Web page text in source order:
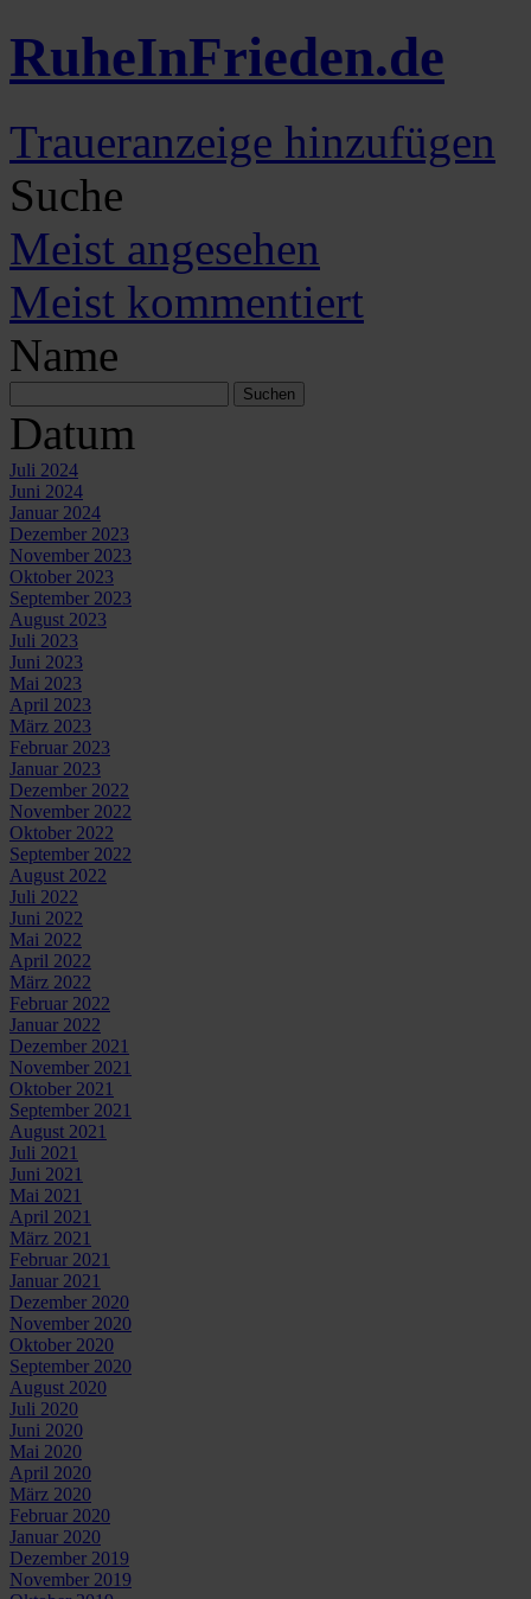
RuheInFrieden.de
Traueranzeige hinzufügen
Suche
Meist angesehen
Meist kommentiert
Name
Datum
Juli 2024
Juni 2024
Januar 2024
Dezember 2023
November 2023
Oktober 2023
September 2023
August 2023
Juli 2023
Juni 2023
Mai 2023
April 2023
März 2023
Februar 2023
Januar 2023
Dezember 2022
November 2022
Oktober 2022
September 2022
August 2022
Juli 2022
Juni 2022
Mai 2022
April 2022
März 2022
Februar 2022
Januar 2022
Dezember 2021
November 2021
Oktober 2021
September 2021
August 2021
Juli 2021
Juni 2021
Mai 2021
April 2021
März 2021
Februar 2021
Januar 2021
Dezember 2020
November 2020
Oktober 2020
September 2020
August 2020
Juli 2020
Juni 2020
Mai 2020
April 2020
März 2020
Februar 2020
Januar 2020
Dezember 2019
November 2019